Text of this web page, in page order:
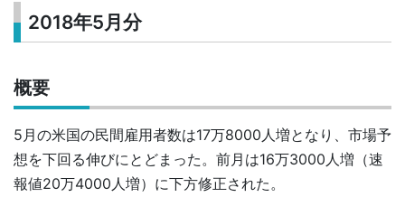
2018年5月分
概要
5月の米国の民間雇用者数は17万8000人増となり、市場予
想を下回る伸びにとどまった。前月は16万3000人増（速
報値20万4000人増）に下方修正された。